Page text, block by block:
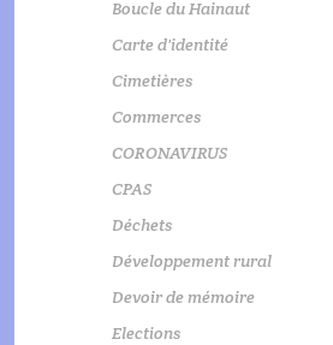
Boucle du Hainaut
Carte d'identité
Cimetières
Commerces
CORONAVIRUS
CPAS
Déchets
Développement rural
Devoir de mémoire
Elections